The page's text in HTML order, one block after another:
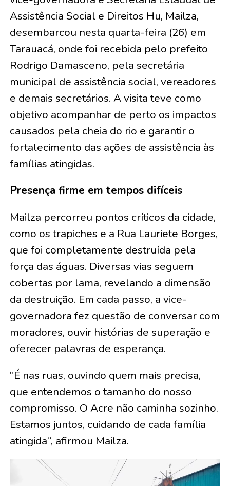
Assistência Social e Direitos Hu, Mailza,
desembarcou nesta quarta-feira (26) em
Tarauacá, onde foi recebida pelo prefeito
Rodrigo Damasceno, pela secretária
municipal de assistência social, vereadores
e demais secretários. A visita teve como
objetivo acompanhar de perto os impactos
causados pela cheia do rio e garantir o
fortalecimento das ações de assistência às
famílias atingidas.
Presença firme em tempos difíceis
Mailza percorreu pontos críticos da cidade,
como os trapiches e a Rua Lauriete Borges,
que foi completamente destruída pela
força das águas. Diversas vias seguem
cobertas por lama, revelando a dimensão
da destruição. Em cada passo, a vice-
governadora fez questão de conversar com
moradores, ouvir histórias de superação e
oferecer palavras de esperança.
“É nas ruas, ouvindo quem mais precisa,
que entendemos o tamanho do nosso
compromisso. O Acre não caminha sozinho.
Estamos juntos, cuidando de cada família
atingida”, afirmou Mailza.